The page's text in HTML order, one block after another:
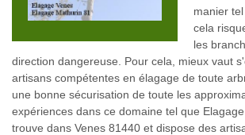
manier
cela
les
direction dangereuse. Pour cela, mieux vaut
artisans compétentes en élagage de toute
une bonne sécurisation de toute les
expériences dans ce domaine tel que
trouve dans Venes 81440 et dispose des